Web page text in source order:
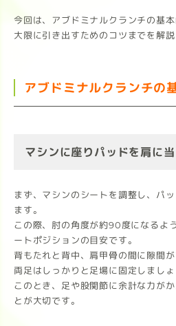
今回は、アブドミナルクランチの基
大限に引き出すためのコツまでを解説
アブドミナルクランチの
マシンに座りパッドを肩に
まず、マシンのシートを調整し、パ
ます。
この際、肘の角度が約90度になるよ
ートポジションの目安です。
背もたれと背中、肩甲骨の間に隙間
両足はしっかりと足場に固定しましょ
このとき、足や股関節に余計な力が
とが大切です。